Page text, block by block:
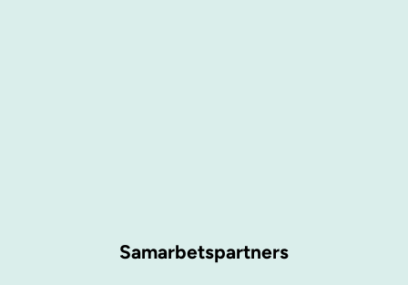
Samarbetspartners